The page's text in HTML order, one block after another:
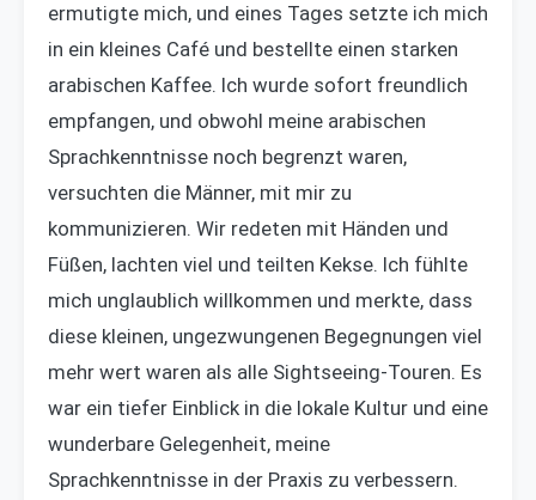
ermutigte mich, und eines Tages setzte ich mich
in ein kleines Café und bestellte einen starken
arabischen Kaffee. Ich wurde sofort freundlich
empfangen, und obwohl meine arabischen
Sprachkenntnisse noch begrenzt waren,
versuchten die Männer, mit mir zu
kommunizieren. Wir redeten mit Händen und
Füßen, lachten viel und teilten Kekse. Ich fühlte
mich unglaublich willkommen und merkte, dass
diese kleinen, ungezwungenen Begegnungen viel
mehr wert waren als alle Sightseeing-Touren. Es
war ein tiefer Einblick in die lokale Kultur und eine
wunderbare Gelegenheit, meine
Sprachkenntnisse in der Praxis zu verbessern.